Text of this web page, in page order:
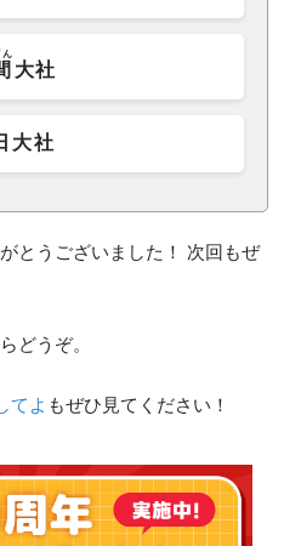
大社
大社
とうございました！ 次回もぜ
どうぞ。
てよ もぜひ見てください！